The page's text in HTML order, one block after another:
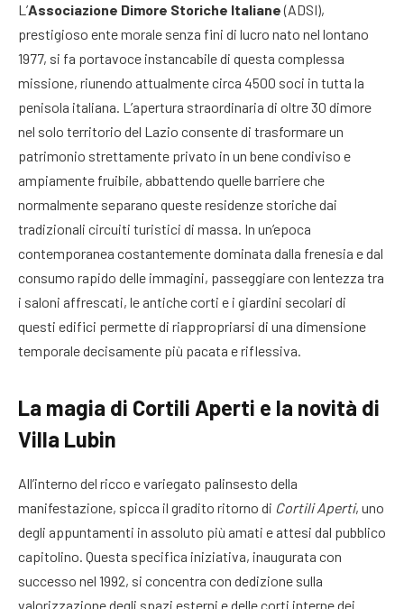
L’Associazione Dimore Storiche Italiane(ADSI),
prestigioso ente morale senza fini di lucro nato nel lontano
1977, si fa portavoce instancabile di questa complessa
missione, riunendo attualmente circa 4500 soci in tutta la
penisola italiana. L’apertura straordinaria di oltre 30 dimore
nel solo territorio del Lazio consente di trasformare un
patrimonio strettamente privato in un bene condiviso e
ampiamente fruibile, abbattendo quelle barriere che
normalmente separano queste residenze storiche dai
tradizionali circuiti turistici di massa. In un’epoca
contemporanea costantemente dominata dalla frenesia e dal
consumo rapido delle immagini, passeggiare con lentezza tra
i saloni affrescati, le antiche corti e i giardini secolari di
questi edifici permette di riappropriarsi di una dimensione
temporale decisamente più pacata e riflessiva.
La magia di Cortili Aperti e la novità di
Villa Lubin
All’interno del ricco e variegato palinsesto della
manifestazione, spicca il gradito ritorno di Cortili Aperti, uno
degli appuntamenti in assoluto più amati e attesi dal pubblico
capitolino. Questa specifica iniziativa, inaugurata con
successo nel 1992, si concentra con dedizione sulla
valorizzazione degli spazi esterni e delle corti interne dei